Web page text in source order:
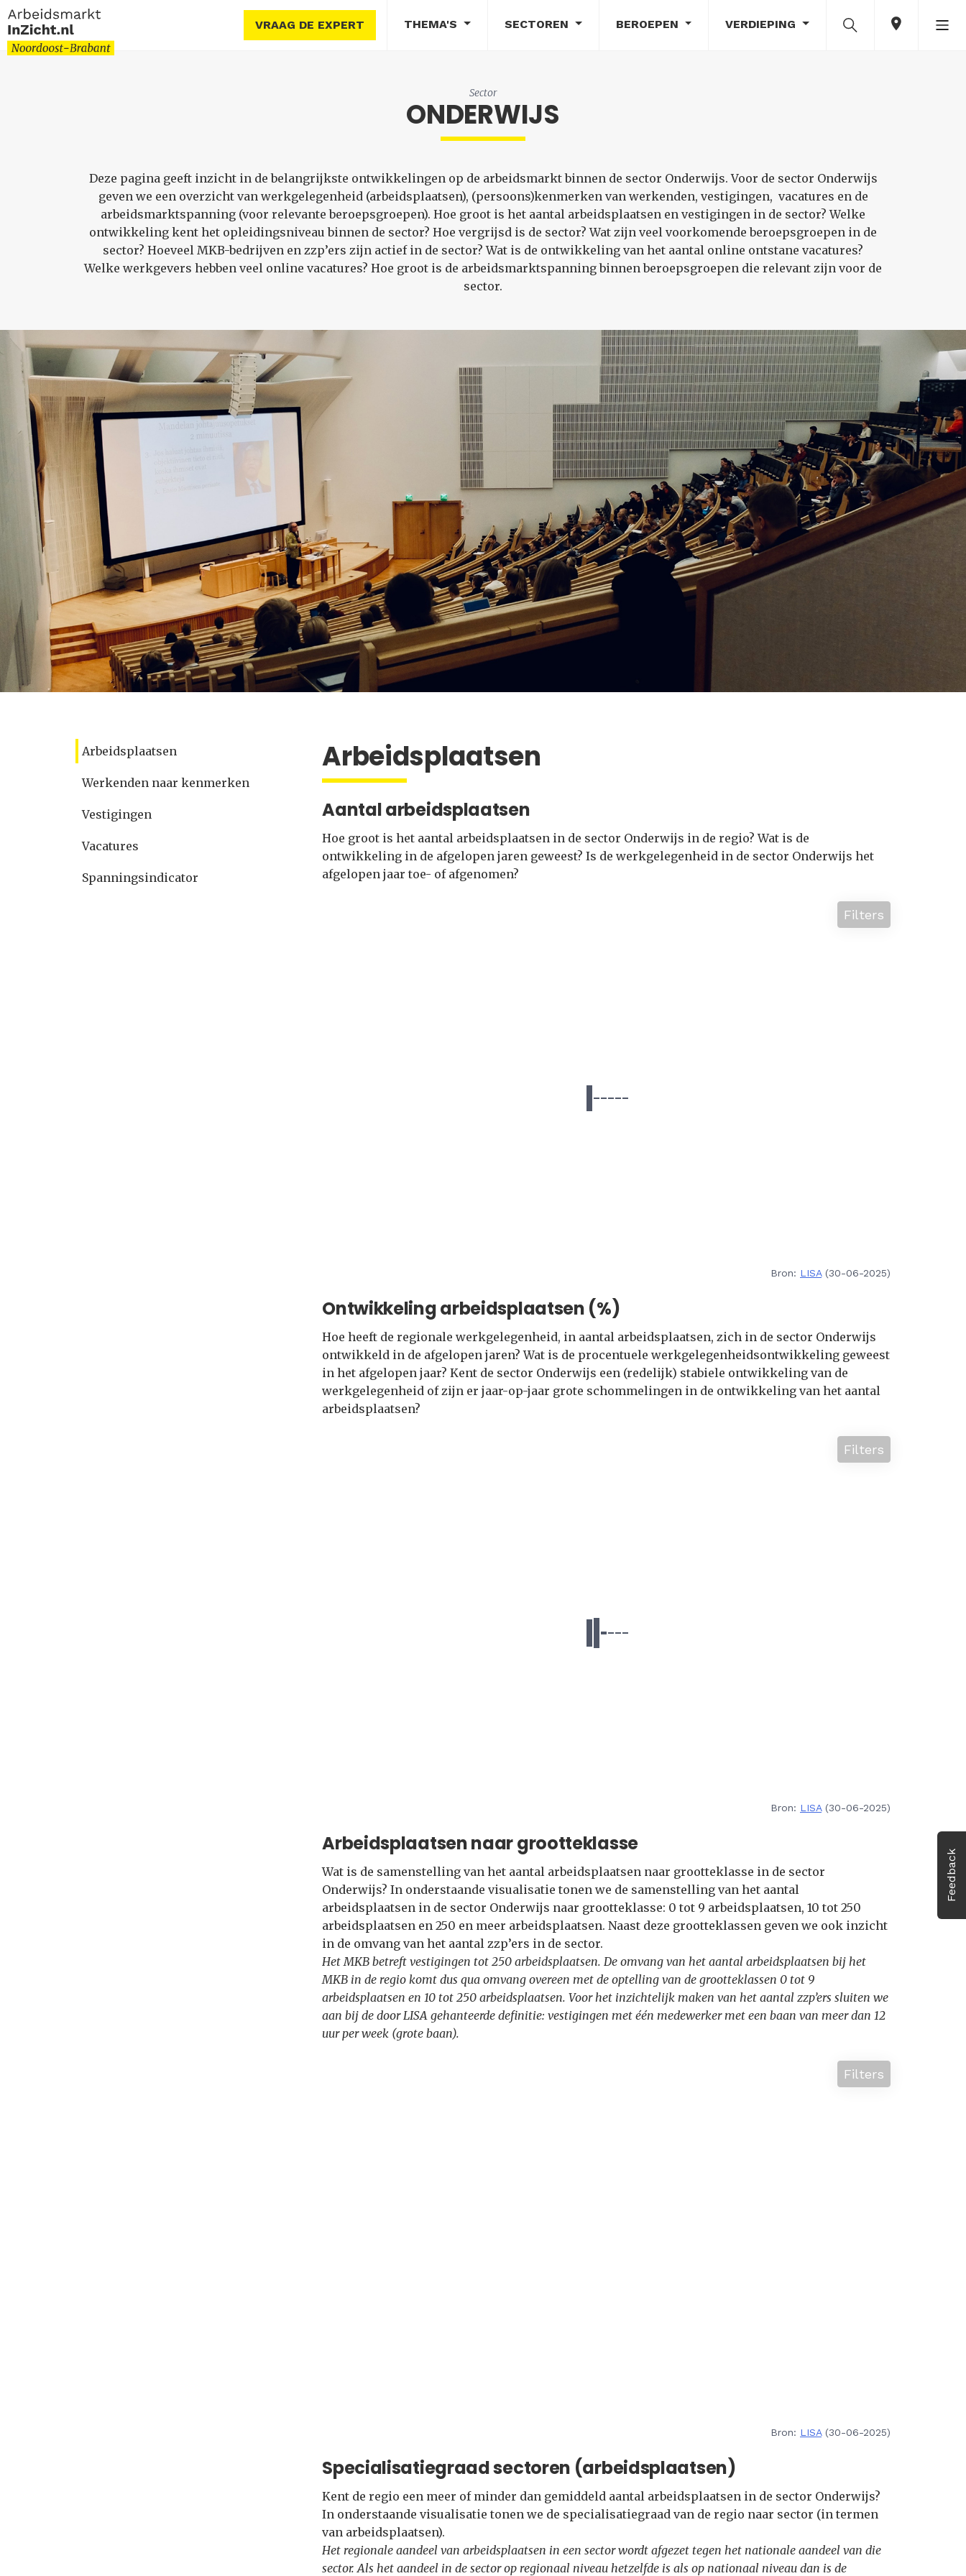
VRAAG DE EXPERT THEMA'S SECTOREN BEROEPEN VERDIEPING
Feedback
Sector
ONDERWIJS
Deze pagina geeft inzicht in de belangrijkste ontwikkelingen op de arbeidsmarkt binnen de sector Onderwijs. Voor de sector Onderwijs
geven we een overzicht van werkgelegenheid (arbeidsplaatsen), (persoons)kenmerken van werkenden, vestigingen, vacatures en de
arbeidsmarktspanning (voor relevante beroepsgroepen). Hoe groot is het aantal arbeidsplaatsen en vestigingen in de sector? Welke
ontwikkeling kent het opleidingsniveau binnen de sector? Hoe vergrijsd is de sector? Wat zijn veel voorkomende beroepsgroepen in de
sector? Hoeveel MKB-bedrijven en zzp’ers zijn actief in de sector? Wat is de ontwikkeling van het aantal online ontstane vacatures?
Welke werkgevers hebben veel online vacatures? Hoe groot is de arbeidsmarktspanning binnen beroepsgroepen die relevant zijn voor de
sector.
Arbeidsplaatsen
Werkenden naar kenmerken
Vestigingen
Vacatures
Spanningsindicator
Arbeidsplaatsen
Aantal arbeidsplaatsen
Hoe groot is het aantal arbeidsplaatsen in de sector Onderwijs in de regio? Wat is de
ontwikkeling in de afgelopen jaren geweest? Is de werkgelegenheid in de sector Onderwijs het
afgelopen jaar toe- of afgenomen?
Filters
Bron: LISA(30-06-2025)
Ontwikkeling arbeidsplaatsen (%)
Hoe heeft de regionale werkgelegenheid, in aantal arbeidsplaatsen, zich in de sector Onderwijs
ontwikkeld in de afgelopen jaren? Wat is de procentuele werkgelegenheidsontwikkeling geweest
in het afgelopen jaar? Kent de sector Onderwijs een (redelijk) stabiele ontwikkeling van de
werkgelegenheid of zijn er jaar-op-jaar grote schommelingen in de ontwikkeling van het aantal
arbeidsplaatsen?
Filters
Bron: LISA(30-06-2025)
Arbeidsplaatsen naar grootteklasse
Wat is de samenstelling van het aantal arbeidsplaatsen naar grootteklasse in de sector
Onderwijs? In onderstaande visualisatie tonen we de samenstelling van het aantal
arbeidsplaatsen in de sector Onderwijs naar grootteklasse: 0 tot 9 arbeidsplaatsen, 10 tot 250
arbeidsplaatsen en 250 en meer arbeidsplaatsen. Naast deze grootteklassen geven we ook inzicht
in de omvang van het aantal zzp’ers in de sector.
Het MKB betreft vestigingen tot 250 arbeidsplaatsen. De omvang van het aantal arbeidsplaatsen bij het
MKB in de regio komt dus qua omvang overeen met de optelling van de grootteklassen 0 tot 9
arbeidsplaatsen en 10 tot 250 arbeidsplaatsen. Voor het inzichtelijk maken van het aantal zzp’ers sluiten we
aan bij de door LISA gehanteerde definitie: vestigingen met één medewerker met een baan van meer dan 12
uur per week (grote baan).
Filters
Bron: LISA(30-06-2025)
Specialisatiegraad sectoren (arbeidsplaatsen)
Kent de regio een meer of minder dan gemiddeld aantal arbeidsplaatsen in de sector Onderwijs?
In onderstaande visualisatie tonen we de specialisatiegraad van de regio naar sector (in termen
van arbeidsplaatsen).
Het regionale aandeel van arbeidsplaatsen in een sector wordt afgezet tegen het nationale aandeel van die
sector. Als het aandeel in de sector op regionaal niveau hetzelfde is als op nationaal niveau dan is de